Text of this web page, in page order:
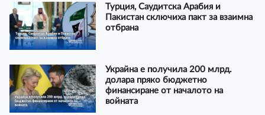
Турция, Саудитска Арабия и
Пакистан сключиха пакт за взаимна
отбрана
Украйна е получила 200 млрд.
долара пряко бюджетно
финансиране от началото на
войната